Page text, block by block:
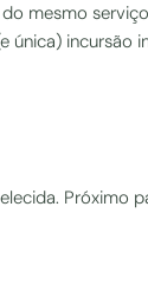
mesmo
única) incursão
Próximo